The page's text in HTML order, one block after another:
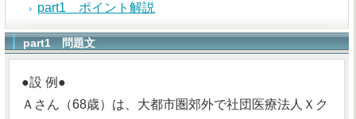
part1 ポイント解説
part1 問題文
●設 例●
Ａさん（68歳）は、大都市圏郊外で社団医療法人Ｘク